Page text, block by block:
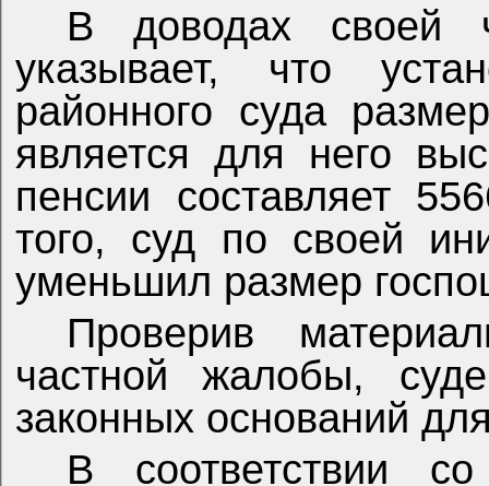
В доводах своей
указывает, что
районного суда
является для него
пенсии составляет
того, суд по своей
уменьшил размер
Проверив
частной жалобы,
законных оснований
В соответствии